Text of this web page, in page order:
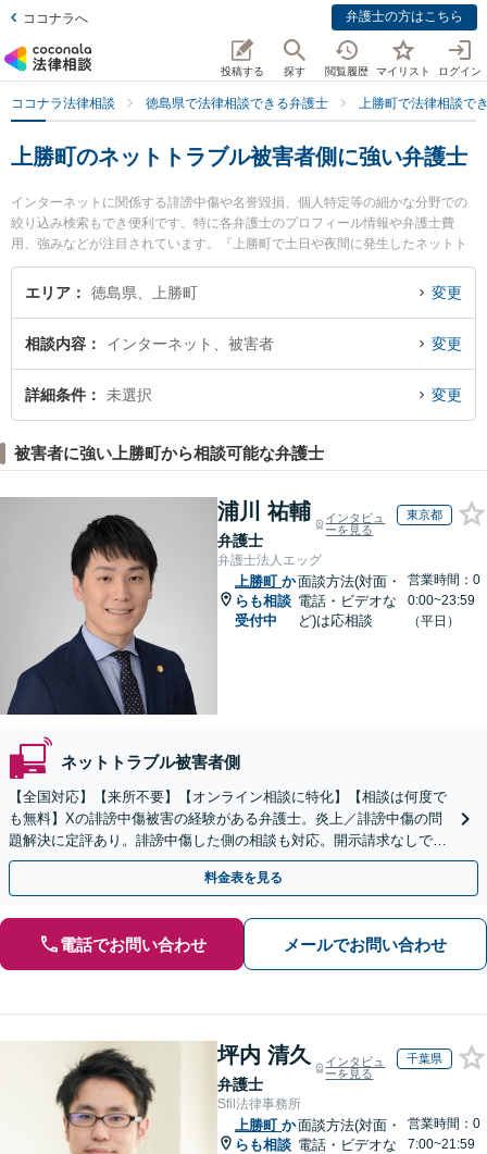
ココナラへ 弁護士の方はこちら
投稿する 探す 閲覧履歴 マイリスト ログイン
ココナラ法律相談 徳島県で法律相談できる弁護士 上勝町で法律相談で
上勝町のネットトラブル被害者側に強い弁護士
インターネットに関係する誹謗中傷や名誉毀損、個人特定等の細かな分野での
絞り込み検索もでき便利です。特に各弁護士のプロフィール情報や弁護士費
用、強みなどが注目されています。『上勝町で土日や夜間に発生したネットト
ラブル被害者側のトラブルを今すぐに弁護士に相談したい』『ネットトラブル
被害者側のトラブル解決の実績豊富な近くの弁護士を検索したい』『初回相談
エリア 徳島県、上勝町 変更
相談内容 インターネット、被害者 変更
詳細条件 未選択 変更
被害者に強い上勝町から相談可能な弁護士
浦川 祐輔
弁護士
インタビュ
ーを見る
東京都
弁護士法人エッグ
上勝町 か
らも相談
受付中
面談方法(対面・
電話・ビデオな
ど)は応相談
営業時間：0
0:00~23:59
（平日）
ネットトラブル被害者側
【全国対応】【来所不要】【オンライン相談に特化】【相談は何度で
も無料】Xの誹謗中傷被害の経験がある弁護士。炎上／誹謗中傷の問
題解決に定評あり。誹謗中傷した側の相談も対応。開示請求なしで本
人の特定ができる場合もあり。
料金表を見る
電話でお問い合わせ メールでお問い合わせ
坪内 清久
弁護士
インタビュ
ーを見る
千葉県
Sfil法律事務所
上勝町 か
らも相談
面談方法(対面・
電話・ビデオな
営業時間：0
7:00~21:59